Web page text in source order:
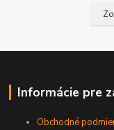
Informácie pre
Obchodné